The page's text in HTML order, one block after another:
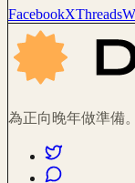
FacebookXThreads
為正向晚年做準備